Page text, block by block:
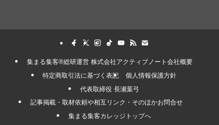
集まる集客®︎総研運営 株式会社アクティブノート会社概要
特定商取引法に基づく表記
個人情報保護方針
代表取締役 長瀬葉弓
記事掲載・取材依頼や相互リンク・そのほかお問合せ
集まる集客カレッジトップへ